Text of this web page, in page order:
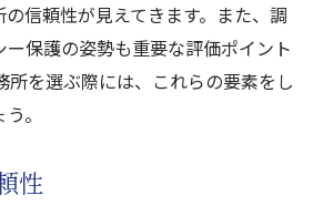
信頼性が見えてきます。また、調
保護の姿勢も重要な評価ポイント
所を選ぶ際には、これらの要素をし
。
性